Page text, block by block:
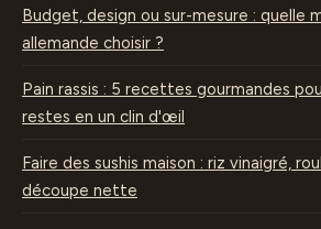
Budget, design ou sur-mesure : quelle
allemande choisir ?
Pain rassis : 5 recettes gourmandes
restes en un clin d'œil
Faire des sushis maison : riz vinaigré,
découpe nette